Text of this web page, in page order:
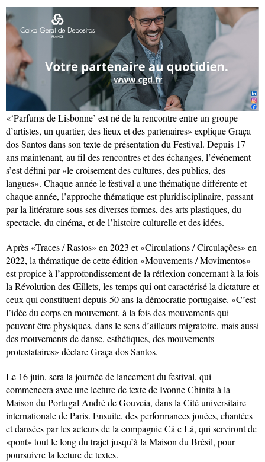
«‘Parfums de Lisbonne’ est né de la rencontre entre un groupe
d’artistes, un quartier, des lieux et des partenaires» explique Graça
dos Santos dans son texte de présentation du Festival. Depuis 17
ans maintenant, au fil des rencontres et des échanges, l’événement
s’est défini par «le croisement des cultures, des publics, des
langues». Chaque année le festival a une thématique différente et
chaque année, l’approche thématique est pluridisciplinaire, passant
par la littérature sous ses diverses formes, des arts plastiques, du
spectacle, du cinéma, et de l’histoire culturelle et des idées.
Après «Traces / Rastos» en 2023 et «Circulations / Circulações» en
2022, la thématique de cette édition «Mouvements / Movimentos»
est propice à l’approfondissement de la réflexion concernant à la fois
la Révolution des Œillets, les temps qui ont caractérisé la dictature et
ceux qui constituent depuis 50 ans la démocratie portugaise. «C’est
l’idée du corps en mouvement, à la fois des mouvements qui
peuvent être physiques, dans le sens d’ailleurs migratoire, mais aussi
des mouvements de danse, esthétiques, des mouvements
protestataires» déclare Graça dos Santos.
Le 16 juin, sera la journée de lancement du festival, qui
commencera avec une lecture de texte de Ivonne Chinita à la
Maison du Portugal André de Gouveia, dans la Cité universitaire
internationale de Paris. Ensuite, des performances jouées, chantées
et dansées par les acteurs de la compagnie Cá e Lá, qui serviront de
«pont» tout le long du trajet jusqu’à la Maison du Brésil, pour
poursuivre la lecture de textes.